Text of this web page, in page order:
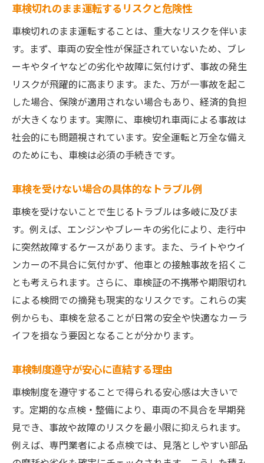
車検切れのまま運転するリスクと危険性
車検切れのまま運転することは、重大なリスクを伴いま
す。まず、車両の安全性が保証されていないため、ブレ
ーキやタイヤなどの劣化や故障に気付けず、事故の発生
リスクが飛躍的に高まります。また、万が一事故を起こ
した場合、保険が適用されない場合もあり、経済的負担
が大きくなります。実際に、車検切れ車両による事故は
社会的にも問題視されています。安全運転と万全な備え
のためにも、車検は必須の手続きです。
車検を受けない場合の具体的なトラブル例
車検を受けないことで生じるトラブルは多岐に及びま
す。例えば、エンジンやブレーキの劣化により、走行中
に突然故障するケースがあります。また、ライトやウイ
ンカーの不具合に気付かず、他車との接触事故を招くこ
とも考えられます。さらに、車検証の不携帯や期限切れ
による検問での摘発も現実的なリスクです。これらの実
例からも、車検を怠ることが日常の安全や快適なカーラ
イフを損なう要因となることが分かります。
車検制度遵守が安心に直結する理由
車検制度を遵守することで得られる安心感は大きいで
す。定期的な点検・整備により、車両の不具合を早期発
見でき、事故や故障のリスクを最小限に抑えられます。
例えば、専門業者による点検では、見落としやすい部品